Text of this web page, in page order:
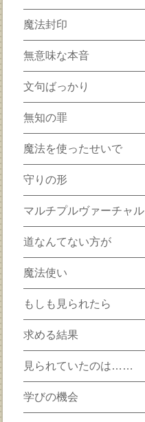
魔法封印
無意味な本音
文句ばっかり
無知の罪
魔法を使ったせいで
守りの形
マルチプルヴァーチャル
道なんてない方が
魔法使い
もしも見られたら
求める結果
見られていたのは……
学びの機会